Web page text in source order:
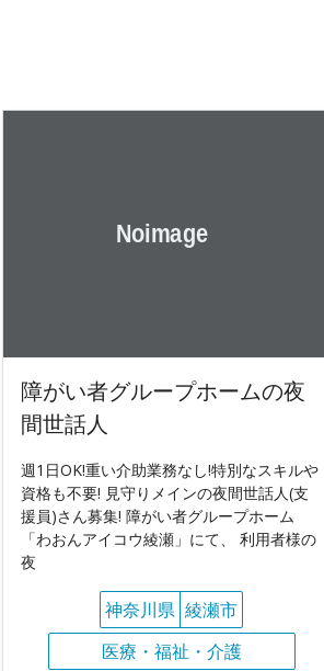
障がい者グループホームの夜
間世話人
週1日OK!重い介助業務なし!特別なスキルや
資格も不要! 見守りメインの夜間世話人(支
援員)さん募集! 障がい者グループホーム
「わおんアイコウ綾瀬」にて、 利用者様の
夜
神奈川県 綾瀬市
医療・福祉・介護